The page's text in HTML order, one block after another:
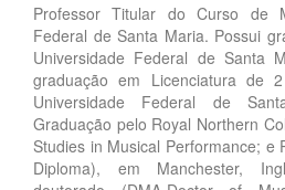
Professor Titular do Curso de
Federal de Santa Maria. Possui
Universidade Federal de Santa
graduação em Licenciatura de
Universidade Federal de
Graduação pelo Royal Northern
Studies in Musical Performance; e
Diploma), em Manchester,